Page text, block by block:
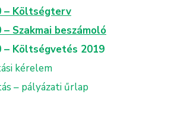
– Költségterv
Szakmai beszámoló
– Költségvetés 2019
kérelem
– pályázati űrlap